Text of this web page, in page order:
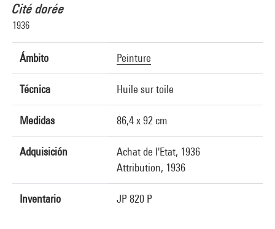
Cité dorée
1936
Ámbito Peinture
Técnica Huile sur toile
Medidas 86,4 x 92 cm
Adquisición
Achat de l'Etat, 1936
Attribution, 1936
Inventario JP 820 P
Difusión de la imagen :